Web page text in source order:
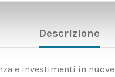
Descrizione
e investimenti in